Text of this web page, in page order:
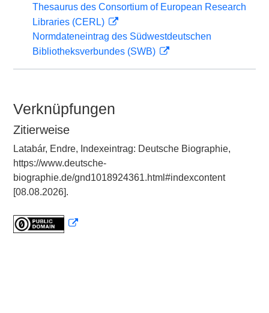
Thesaurus des Consortium of European Research
Libraries (CERL)
Normdateneintrag des Südwestdeutschen
Bibliotheksverbundes (SWB)
Verknüpfungen
Zitierweise
Latabár, Endre, Indexeintrag: Deutsche Biographie,
https://www.deutsche-
biographie.de/gnd1018924361.html#indexcontent
[08.08.2026].